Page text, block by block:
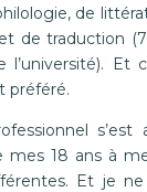
de
de traduction (7
l’université). Et
préféré.
s’est
mes 18 ans à
Et je